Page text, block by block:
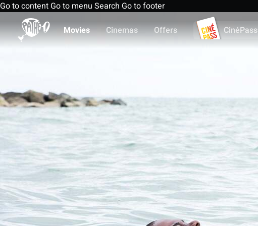
Go to content Go to menu Search Go to footer
Movies
Cinemas Offers CinéPass